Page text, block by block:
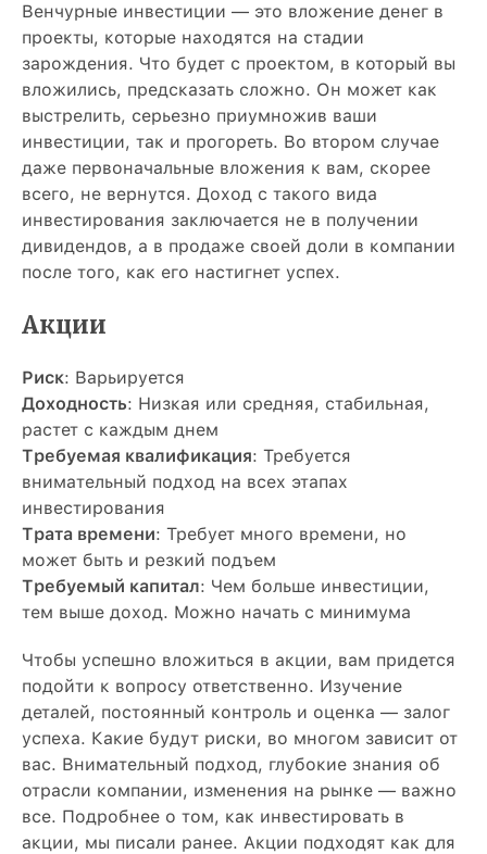
Венчурные инвестиции — это вложение денег в
проекты, которые находятся на стадии
зарождения. Что будет с проектом, в который вы
вложились, предсказать сложно. Он может как
выстрелить, серьезно приумножив ваши
инвестиции, так и прогореть. Во втором случае
даже первоначальные вложения к вам, скорее
всего, не вернутся. Доход с такого вида
инвестирования заключается не в получении
дивидендов, а в продаже своей доли в компании
после того, как его настигнет успех.
Акции
Риск: Варьируется
Доходность: Низкая или средняя, стабильная,
растет с каждым днем
Требуемая квалификация: Требуется
внимательный подход на всех этапах
инвестирования
Трата времени: Требует много времени, но
может быть и резкий подъем
Требуемый капитал: Чем больше инвестиции,
тем выше доход. Можно начать с минимума
Чтобы успешно вложиться в акции, вам придется
подойти к вопросу ответственно. Изучение
деталей, постоянный контроль и оценка — залог
успеха. Какие будут риски, во многом зависит от
вас. Внимательный подход, глубокие знания об
отрасли компании, изменения на рынке — важно
все. Подробнее о том, как инвестировать в
акции, мы писали ранее. Акции подходят как для